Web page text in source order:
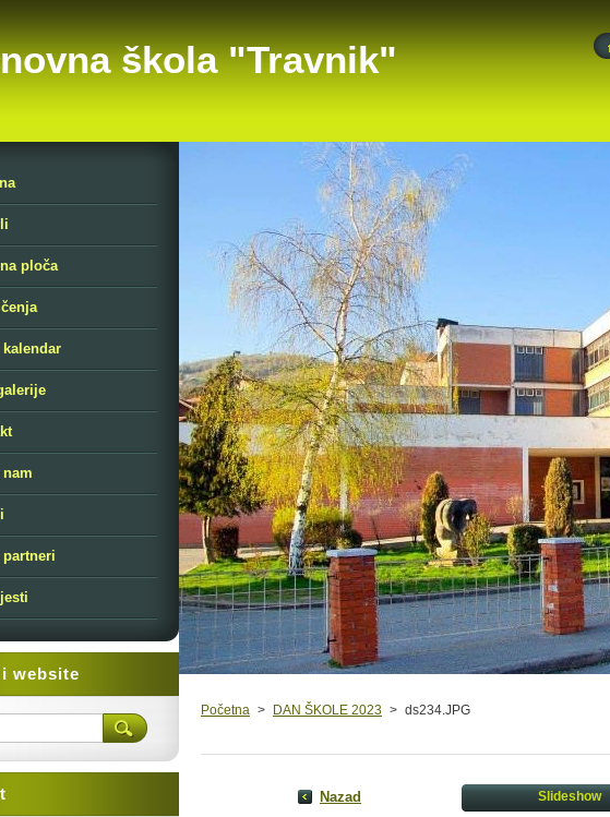
škola "Travnik"
Početna > DAN ŠKOLE 2023 > ds234.JPG
Nazad Slideshow
ploča
kalendar
nam
website